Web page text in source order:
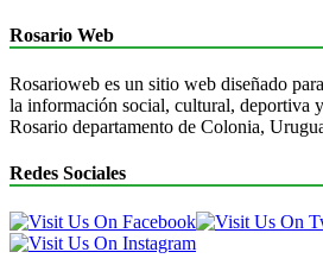
Rosario Web
Rosarioweb es un sitio web diseñado
la información social, cultural, deportiva
Rosario departamento de Colonia,
Redes Sociales